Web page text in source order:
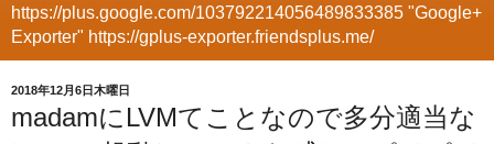
https://plus.google.com/103792214056489833385 "Google+
Exporter" https://gplus-exporter.friendsplus.me/
2018年12月6日木曜日
madamにLVMてことなので多分適当な